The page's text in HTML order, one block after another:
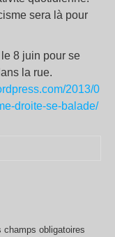
sera là pour
8 juin pour se
la rue.
2013/0
droite-se-balade/
champs obligatoires